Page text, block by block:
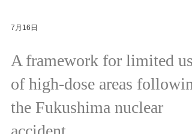
7月16日
A framework for limited use
of high-dose areas
the Fukushima nuclear